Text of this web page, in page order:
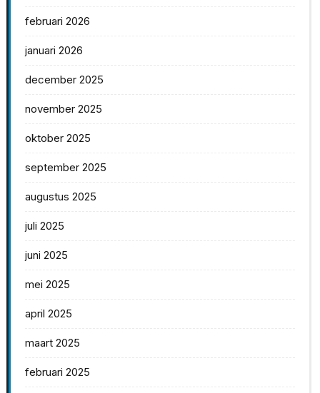
februari 2026
januari 2026
december 2025
november 2025
oktober 2025
september 2025
augustus 2025
juli 2025
juni 2025
mei 2025
april 2025
maart 2025
februari 2025